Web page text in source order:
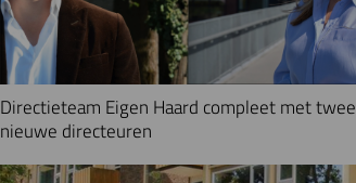
Directieteam Eigen Haard compleet met twee
nieuwe directeuren